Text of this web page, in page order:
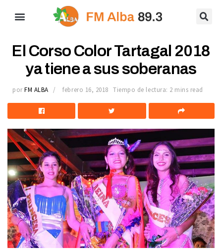
El Corso Color Tartagal 2018
ya tiene a sus soberanas
por FM ALBA febrero 16, 2018 Tiempo de lectura: 2 mins read